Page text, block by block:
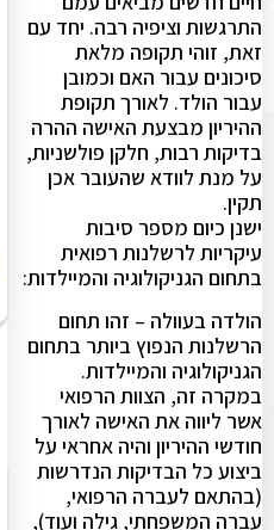
התרגשות וציפיה רבה. יחד עם
זאת, זוהי תקופה מלאת
סיכונים עבור האם וכמובן
עבור הולד. לאורך תקופת
ההיריון מבצעת האישה ההרה
בדיקות רבות, חלקן פולשניות,
על מנת לוודא שהעובר אכן
תקין.
ישנן כיום מספר סיבות
עיקריות לרשלנות רפואית
בתחום הגניקולוגיה והמיילדות:
הולדה בעוולה – זהו תחום
הרשלנות הנפוץ ביותר בתחום
הגניקולוגיה והמיילדות.
במקרה זה, הצוות הרפואי
אשר ליווה את האישה לאורך
חודשי ההיריון והיה אחראי על
ביצוע כל הבדיקות הנדרשות
(בהתאם לעברה הרפואי,
עברה המשפחתי, גילה ועוד),